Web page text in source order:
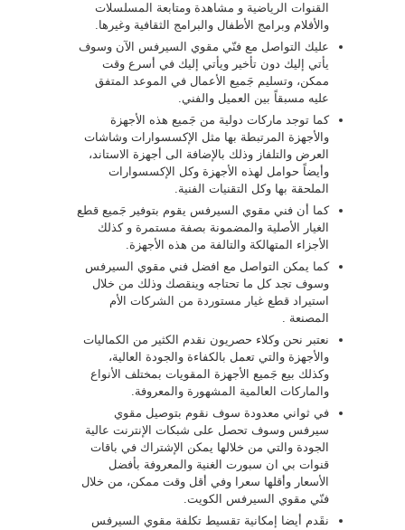
القنوات الرياضية و مشاهدة ومتابعة المسلسلات
والأفلام وبرامج الأطفال والبرامج الثقافية وغيرها.
عليك التواصل مع فنّي مقوي السيرفس الآن وسوف
يأتي إليك دون تأخير ويأتي إليك في أسرع وقت
ممكن، وتسليم جَميع الأعمال في الموعد المتفق
عليه مسبقاً بين العميل والفني.
كما توجد ماركات دولية من جَميع هذه الأجهزة
والأجهزة المرتبطة بها مثل الإكسسوارات وشاشات
العرض والتلفاز وذلك بالإضافة الى أجهزة الاستاند،
وأيضاً حوامل لهذه الأجهزة وكل الإكسسوارات
الملحقة بها وكل التقنيات الفنية.
كما أن فني مقوي السيرفس يقوم بتوفير جَميع قطع
الغيار الأصلية والمضمونة بصفة مستمرة و كذلك
الأجزاء المتهالكة والتالفة من هذه الأجهزة.
كما يمكن التواصل مع افضل فني مقوي السيرفس
وسوف تجد كل ما تحتاجه وينقصك وذلك من خلال
استيراد قطع غيار مستوردة من الشركات الأم
المصنعة .
نعتبر نحن وكلاء حصريون نقدم الكثير من الكماليات
والأجهزة والتي تعمل بالكفاءة والجودة العالية،
وكذلك بيع جَميع الأجهزة المقويات بمختلف الأنواع
والماركات العالمية المشهورة والمعروفة.
في ثواني معدودة سوف نقوم بتوصيل مقوي
سيرفس وسوف تحصل على شبكات الإنترنت عالية
الجودة والتي من خلالها يمكن الإشتراك في باقات
قنوات بي ان سبورت الغنية والمعروفة بأفضل
الأسعار وأقلها سعرا وفي أقل وقت ممكن، من خلال
فنّي مقوي السيرفس الكويت.
نقَدم أيضا إمكانية تقسيط تكلفة مقوي السيرفس